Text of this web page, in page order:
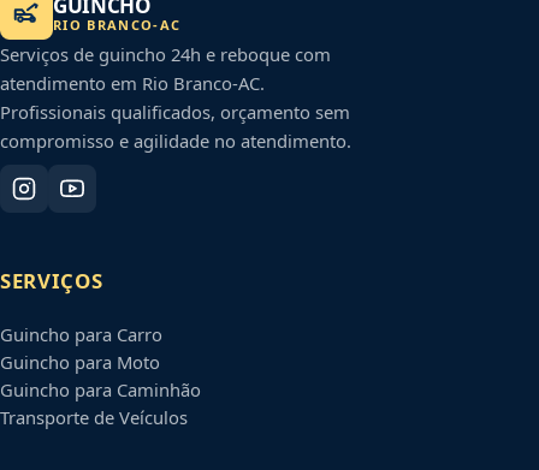
RIO BRANCO-AC
Serviços de guincho 24h e reboque com
atendimento em Rio Branco-AC.
Profissionais qualificados, orçamento sem
compromisso e agilidade no atendimento.
SERVIÇOS
Guincho para Carro
Guincho para Moto
Guincho para Caminhão
Transporte de Veículos